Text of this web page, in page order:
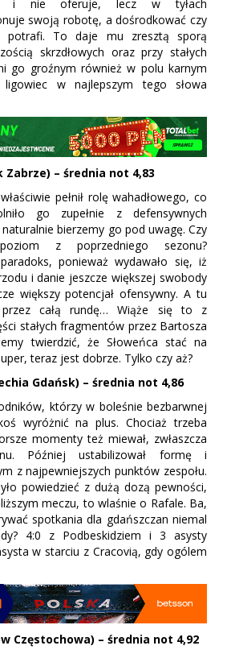
i nie oferuje, lecz w tyłach
swoją robotę, a dośrodkować czy
potrafi. To daje mu zresztą sporą
skrzdłowych oraz przy stałych
go groźnym również w polu karnym
ligowiec w najlepszym tego słowa
Zabrze) – średnia not 4,83
pełnił rolę wahadłowego, co
go zupełnie z defensywnych
bierzemy go pod uwagę. Czy
z poprzedniego sezonu?
ponieważ wydawało się, iż
i danie jeszcze większej swobody
większy potencjał ofensywny. A tu
całą rundę… Wiąże się to z
stałych fragmentów przez Bartosza
twierdzić, że Słoweńca stać na
teraz jest dobrze. Tylko czy aż?
Gdańsk) – średnia not 4,86
którzy w boleśnie bezbarwnej
wyróżnić na plus. Chociaż trzeba
momenty też miewał, zwłaszcza
Później ustabilizował formę i
z najpewniejszych punktów zespołu.
powiedzieć z dużą dozą pewności,
meczu, to wlaśnie o Rafale. Ba,
spotkania dla gdańszczan niemal
4:0 z Podbeskidziem i 3 asysty
w starciu z Cracovią, gdy ogólem
Częstochowa) – średnia not 4,92